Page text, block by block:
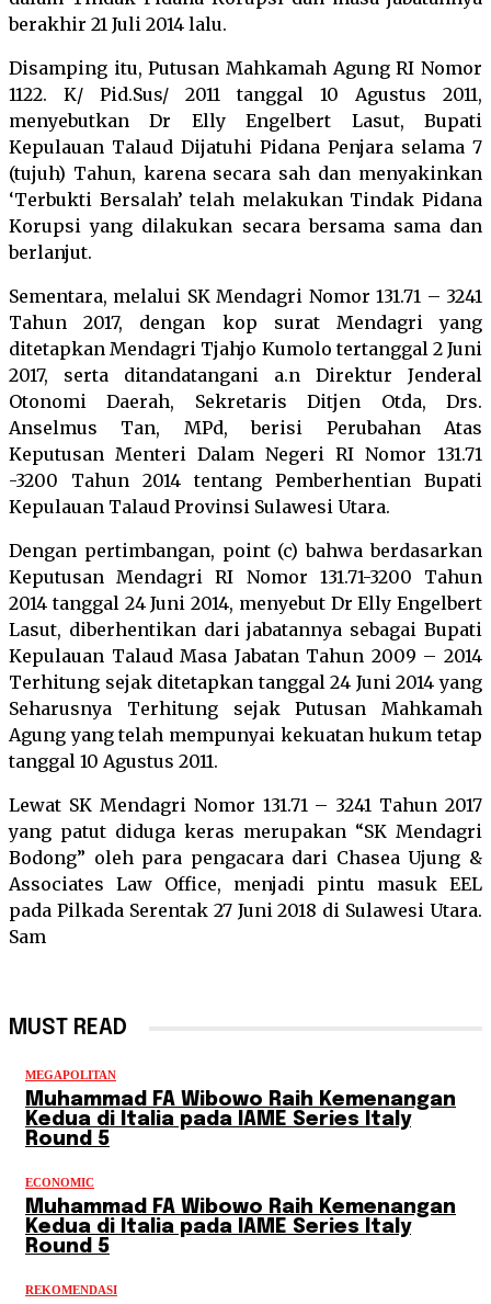
berakhir 21 Juli 2014 lalu.
Disamping itu, Putusan Mahkamah Agung RI Nomor
1122. K/ Pid.Sus/ 2011 tanggal 10 Agustus 2011,
menyebutkan Dr Elly Engelbert Lasut, Bupati
Kepulauan Talaud Dijatuhi Pidana Penjara selama 7
(tujuh) Tahun, karena secara sah dan menyakinkan
‘Terbukti Bersalah’ telah melakukan Tindak Pidana
Korupsi yang dilakukan secara bersama sama dan
berlanjut.
Sementara, melalui SK Mendagri Nomor 131.71 – 3241
Tahun 2017, dengan kop surat Mendagri yang
ditetapkan Mendagri Tjahjo Kumolo tertanggal 2 Juni
2017, serta ditandatangani a.n Direktur Jenderal
Otonomi Daerah, Sekretaris Ditjen Otda, Drs.
Anselmus Tan, MPd, berisi Perubahan Atas
Keputusan Menteri Dalam Negeri RI Nomor 131.71
-3200 Tahun 2014 tentang Pemberhentian Bupati
Kepulauan Talaud Provinsi Sulawesi Utara.
Dengan pertimbangan, point (c) bahwa berdasarkan
Keputusan Mendagri RI Nomor 131.71-3200 Tahun
2014 tanggal 24 Juni 2014, menyebut Dr Elly Engelbert
Lasut, diberhentikan dari jabatannya sebagai Bupati
Kepulauan Talaud Masa Jabatan Tahun 2009 – 2014
Terhitung sejak ditetapkan tanggal 24 Juni 2014 yang
Seharusnya Terhitung sejak Putusan Mahkamah
Agung yang telah mempunyai kekuatan hukum tetap
tanggal 10 Agustus 2011.
Lewat SK Mendagri Nomor 131.71 – 3241 Tahun 2017
yang patut diduga keras merupakan “SK Mendagri
Bodong” oleh para pengacara dari Chasea Ujung &
Associates Law Office, menjadi pintu masuk EEL
pada Pilkada Serentak 27 Juni 2018 di Sulawesi Utara.
Sam
MUST READ
MEGAPOLITAN
Muhammad FA Wibowo Raih Kemenangan
Kedua di Italia pada IAME Series Italy
Round 5
ECONOMIC
Muhammad FA Wibowo Raih Kemenangan
Kedua di Italia pada IAME Series Italy
Round 5
REKOMENDASI